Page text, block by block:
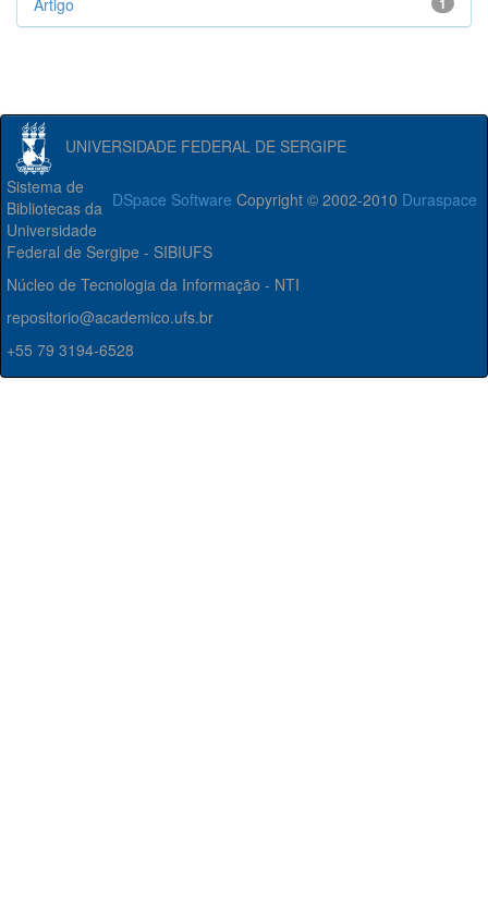
Artigo
UNIVERSIDADE FEDERAL DE SERGIPE
DSpace Software Copyright © 2002-2010 Duraspace
Sistema de
Bibliotecas da
Universidade
Federal de Sergipe - SIBIUFS
Núcleo de Tecnologia da Informação - NTI
repositorio@academico.ufs.br
+55 79 3194-6528